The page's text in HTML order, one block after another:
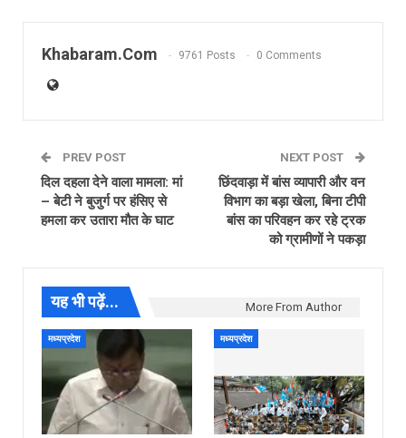
Khabaram.Com 9761 Posts 0 Comments
PREV POST
दिल दहला देने वाला मामला: मां
– बेटी ने बुजुर्ग पर हंसिए से
हमला कर उतारा मौत के घाट
NEXT POST
छिंदवाड़ा में बांस व्यापारी और वन
विभाग का बड़ा खेला, बिना टीपी
बांस का परिवहन कर रहे ट्रक
को ग्रामीणों ने पकड़ा
यह भी पढ़ें... More From Author
मध्यप्रदेश मध्यप्रदेश